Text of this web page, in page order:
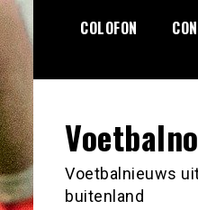
inhoud
COLOFON
Voetbalnieuws
buitenland